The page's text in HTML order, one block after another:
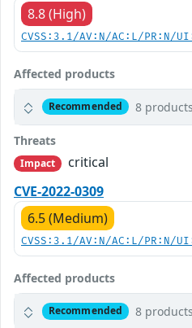
8.8 (High)
CVSS:3.1/AV:N/AC:L/PR:N/
Affected products
Recommended 8 products
Threats
Impact
critical
CVE-2022-0309
6.5 (Medium)
CVSS:3.1/AV:N/AC:L/PR:N/
Affected products
Recommended 8 products